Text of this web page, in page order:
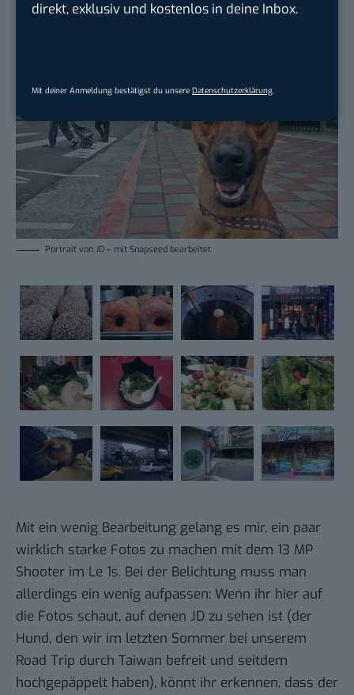
direkt, exklusiv und kostenlos in deine Inbox.
Mit deiner Anmeldung bestätigst du unsere Datenschutzerklärung.
Portrait von JD – mit Snapseed bearbeitet
Mit ein wenig Bearbeitung gelang es mir, ein paar
wirklich starke Fotos zu machen mit dem 13 MP
Shooter im Le 1s. Bei der Belichtung muss man
allerdings ein wenig aufpassen: Wenn ihr hier auf
die Fotos schaut, auf denen JD zu sehen ist (der
Hund, den wir im letzten Sommer bei unserem
Road Trip durch Taiwan befreit und seitdem
hochgepäppelt haben), könnt ihr erkennen, dass der